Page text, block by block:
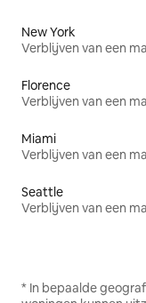
New York
Verblijven van een
Florence
Verblijven van een
Miami
Verblijven van een
Seattle
Verblijven van een
* In bepaalde